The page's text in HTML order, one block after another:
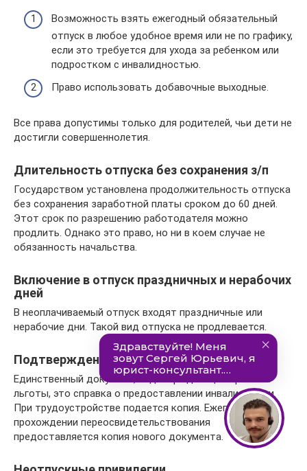
Возможность взять ежегодный обязательный
отпуск в любое удобное время или не по графику,
если это требуется для ухода за ребенком или
подростком с инвалидностью.
Право использовать добавочные выходные.
Все права допустимы только для родителей, чьи дети не
достигли совершеннолетия.
Длительность отпуска без сохранения з/п
Государством установлена продолжительность отпуска
без сохранения заработной платы сроком до 60 дней.
Этот срок по разрешению работодателя можно
продлить. Однако это право, но ни в коем случае не
обязанность начальства.
Включение в отпуск праздничных и нерабочих
дней
В неоплачиваемый отпуск входят праздничные или
нерабочие дни. Такой вид отпуска не продлевается.
Подтверждение права на льготы
Единственный документ, подтверждающий права на
льготы, это справка о предоставлении инвалидности.
При трудоустройстве подается копия. Ежегодно при
прохождении переосвидетельствования
предоставляется копия нового документа.